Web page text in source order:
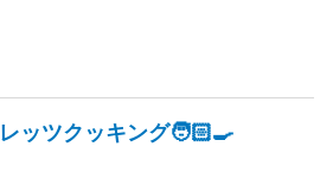
レッツクッキング🧑🏻‍🍳